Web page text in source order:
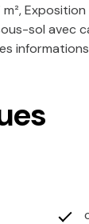
m²,
sol avec